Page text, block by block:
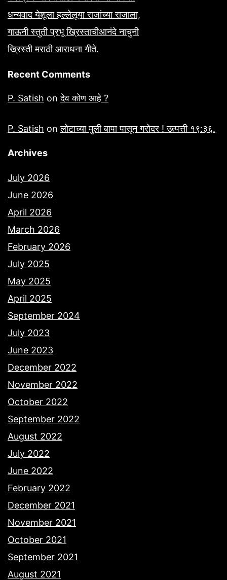
धन्यवाद येशूला हल्लेलूया राजांच्या राजाला,
गाऊनी स्तुती प्रभू ख्रिस्ताचीआनंदे नाचुनी
ख्रिस्ती मराठी आराधना गीते.
Recent Comments
P. Satish onदेव कोण आहे ?
P. Satish onलोटाच्या मुली बापा पासून गरोदर ! उत्पत्ती १९:३६.
Archives
July 2026
June 2026
April 2026
March 2026
February 2026
July 2025
May 2025
April 2025
September 2024
July 2023
June 2023
December 2022
November 2022
October 2022
September 2022
August 2022
July 2022
June 2022
February 2022
December 2021
November 2021
October 2021
September 2021
August 2021